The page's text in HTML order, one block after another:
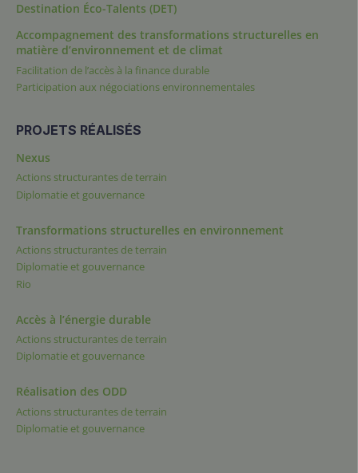
Destination Éco-Talents (DET)
Accompagnement des transformations structurelles en
matière d’environnement et de climat
Facilitation de l’accès à la finance durable
Participation aux négociations environnementales
PROJETS RÉALISÉS
Nexus
Actions structurantes de terrain
Diplomatie et gouvernance
Transformations structurelles en environnement
Actions structurantes de terrain
Diplomatie et gouvernance
Rio
Accès à l’énergie durable
Actions structurantes de terrain
Diplomatie et gouvernance
Réalisation des ODD
Actions structurantes de terrain
Diplomatie et gouvernance